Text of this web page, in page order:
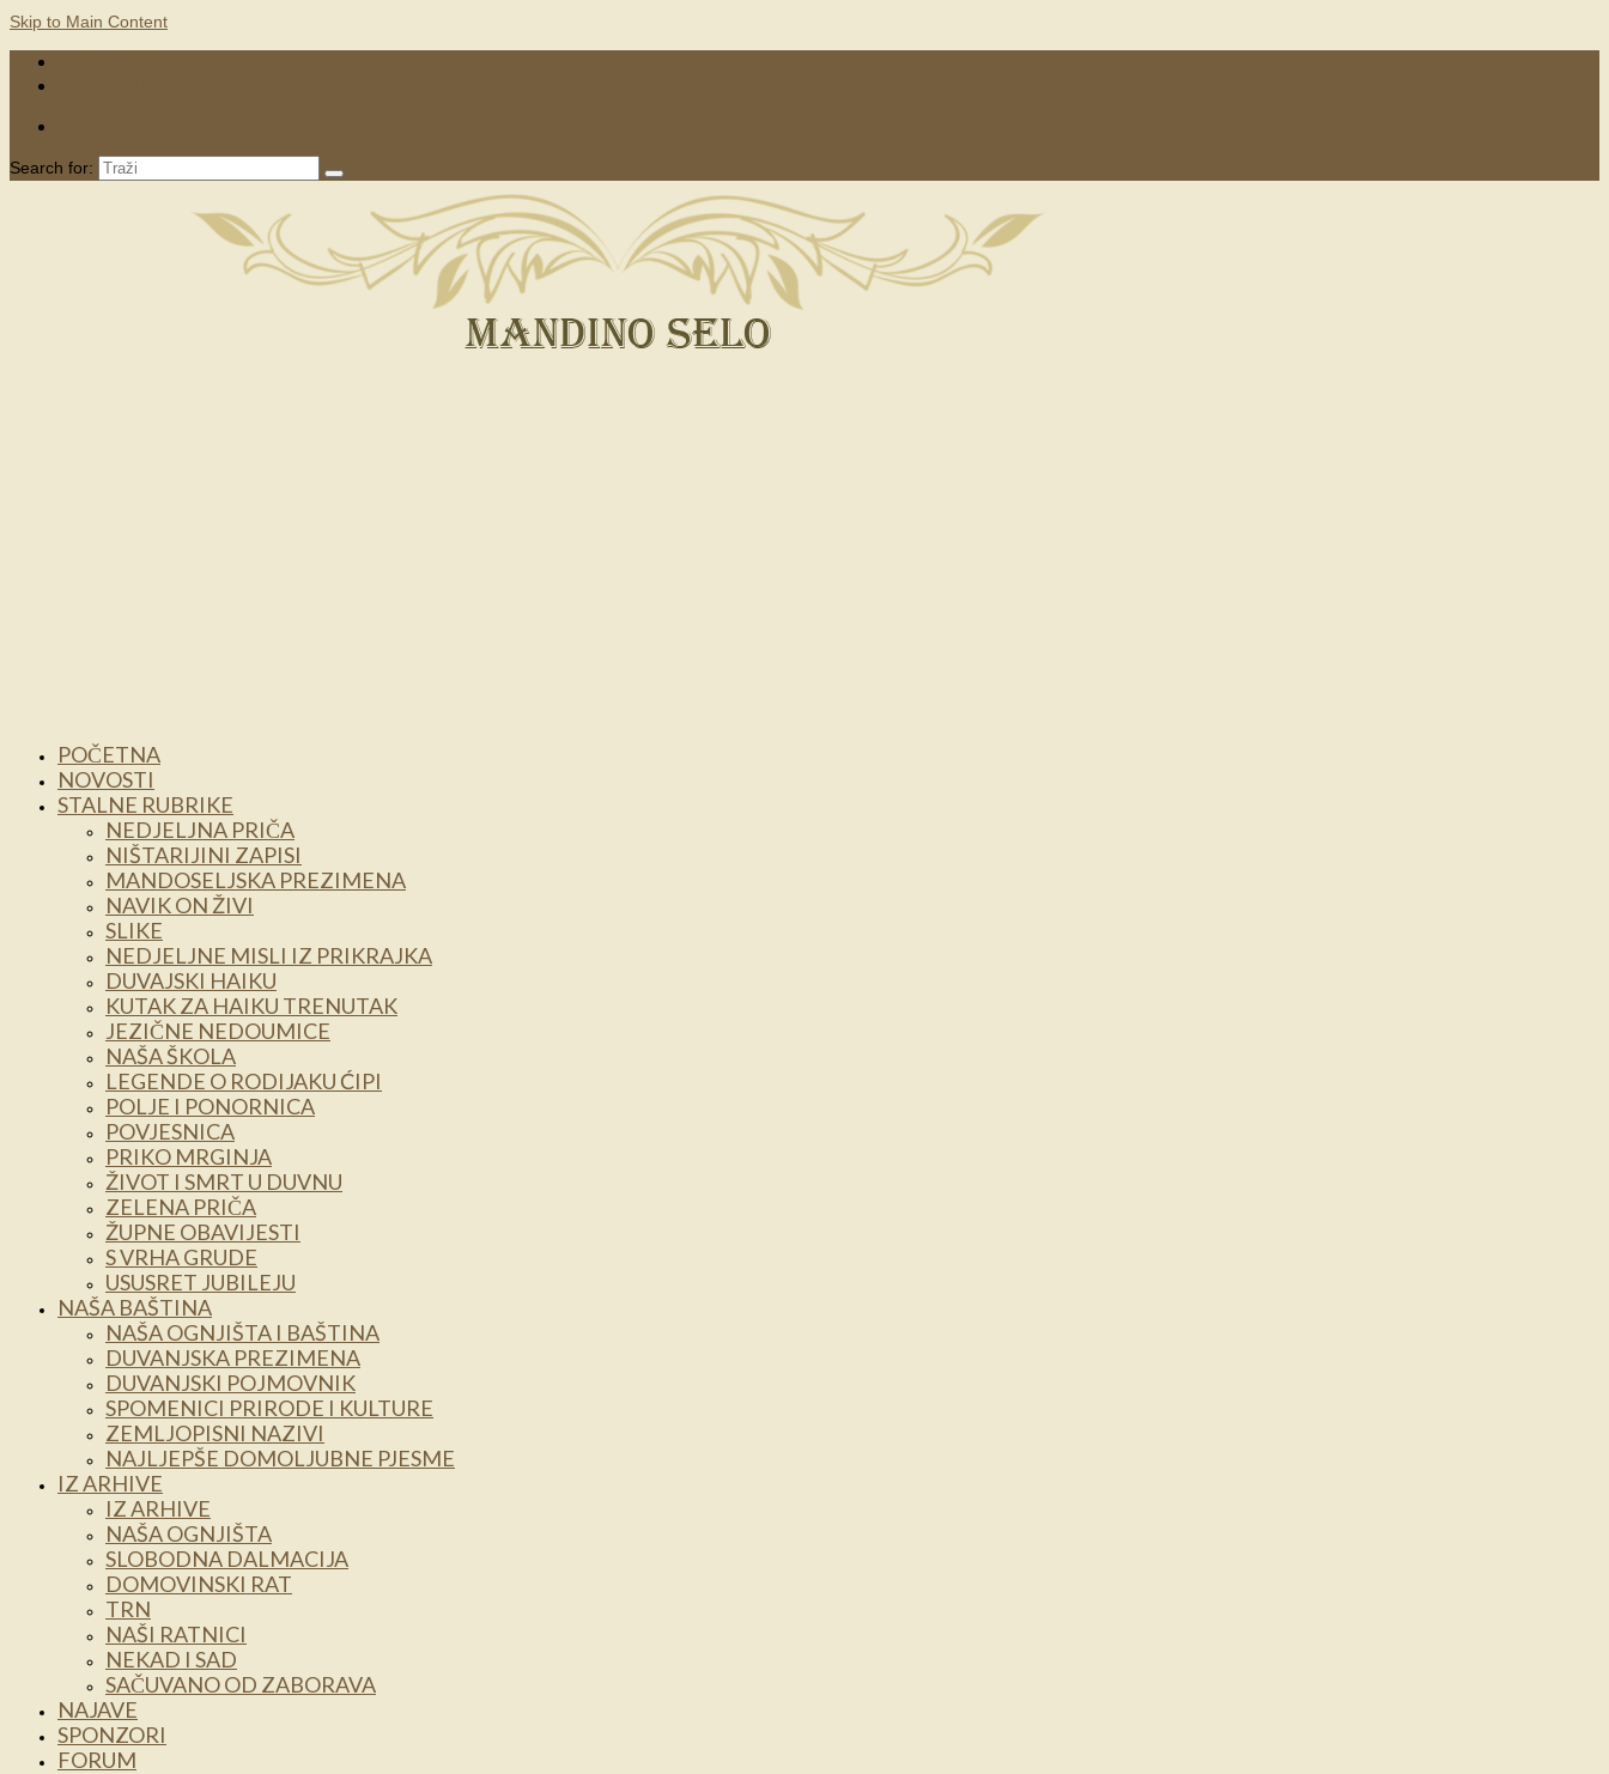
Skip to Main Content
Search for:
POČETNA
NOVOSTI
STALNE RUBRIKE
NEDJELJNA PRIČA
NIŠTARIJINI ZAPISI
MANDOSELJSKA PREZIMENA
NAVIK ON ŽIVI
SLIKE
NEDJELJNE MISLI IZ PRIKRAJKA
DUVAJSKI HAIKU
KUTAK ZA HAIKU TRENUTAK
JEZIČNE NEDOUMICE
NAŠA ŠKOLA
LEGENDE O RODIJAKU ĆIPI
POLJE I PONORNICA
POVJESNICA
PRIKO MRGINJA
ŽIVOT I SMRT U DUVNU
ZELENA PRIČA
ŽUPNE OBAVIJESTI
S VRHA GRUDE
USUSRET JUBILEJU
NAŠA BAŠTINA
NAŠA OGNJIŠTA I BAŠTINA
DUVANJSKA PREZIMENA
DUVANJSKI POJMOVNIK
SPOMENICI PRIRODE I KULTURE
ZEMLJOPISNI NAZIVI
NAJLJEPŠE DOMOLJUBNE PJESME
IZ ARHIVE
IZ ARHIVE
NAŠA OGNJIŠTA
SLOBODNA DALMACIJA
DOMOVINSKI RAT
TRN
NAŠI RATNICI
NEKAD I SAD
SAČUVANO OD ZABORAVA
NAJAVE
SPONZORI
FORUM